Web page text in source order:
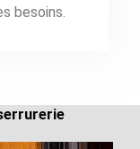
besoins.